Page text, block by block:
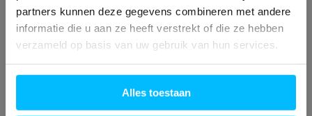
partners kunnen deze gegevens combineren met andere
informatie die u aan ze heeft verstrekt of die ze hebben
verzameld op basis van uw gebruik van hun services.
Alles toestaan